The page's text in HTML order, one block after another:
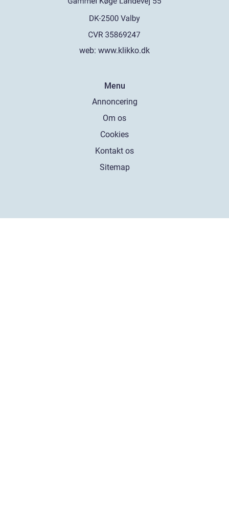
web: www.klikko.dk
Menu
Annoncering
Om os
Cookies
Kontakt os
Sitemap